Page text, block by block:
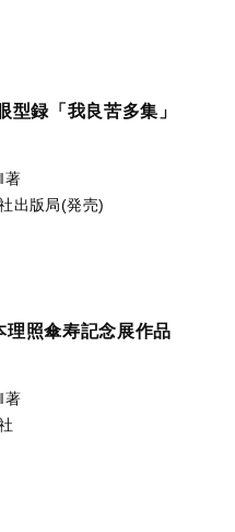
型録「我良苦多集」
著
出版局(発売)
理照傘寿記念展作品
著